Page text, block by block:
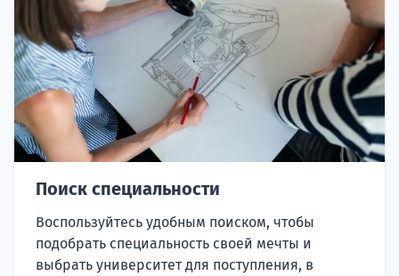
Поиск специальности
Воспользуйтесь удобным поиском, чтобы
подобрать специальность своей мечты и
выбрать университет для поступления, в